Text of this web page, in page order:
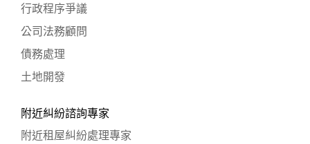
行政程序爭議
公司法務顧問
債務處理
土地開發
附近糾紛諮詢專家
附近租屋糾紛處理專家